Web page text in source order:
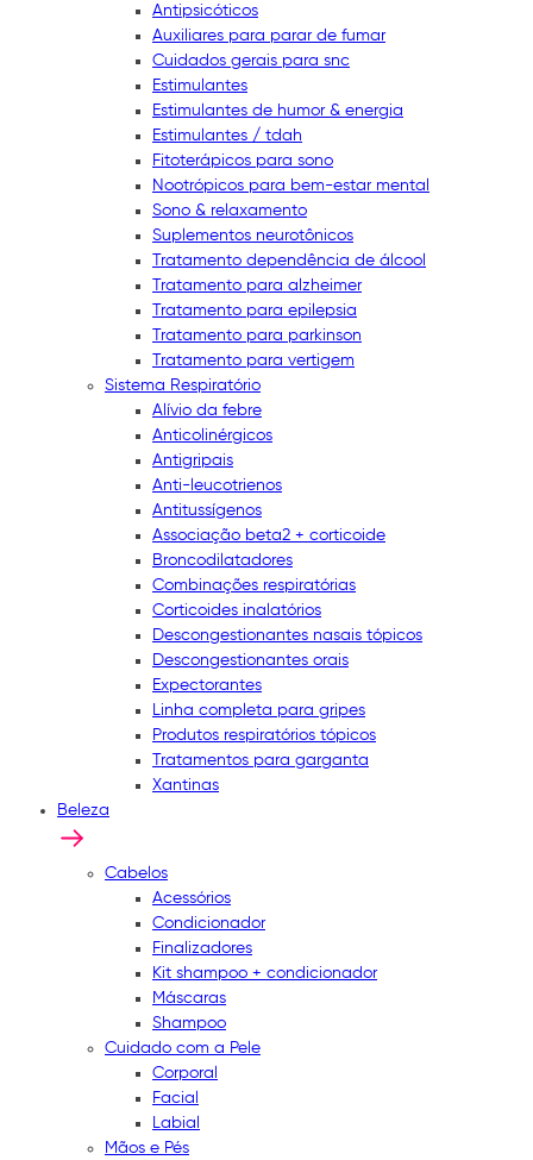
Antipsicóticos
Auxiliares para parar de fumar
Cuidados gerais para snc
Estimulantes
Estimulantes de humor & energia
Estimulantes / tdah
Fitoterápicos para sono
Nootrópicos para bem-estar mental
Sono & relaxamento
Suplementos neurotônicos
Tratamento dependência de álcool
Tratamento para alzheimer
Tratamento para epilepsia
Tratamento para parkinson
Tratamento para vertigem
Sistema Respiratório
Alívio da febre
Anticolinérgicos
Antigripais
Anti-leucotrienos
Antitussígenos
Associação beta2 + corticoide
Broncodilatadores
Combinações respiratórias
Corticoides inalatórios
Descongestionantes nasais tópicos
Descongestionantes orais
Expectorantes
Linha completa para gripes
Produtos respiratórios tópicos
Tratamentos para garganta
Xantinas
Beleza
Cabelos
Acessórios
Condicionador
Finalizadores
Kit shampoo + condicionador
Máscaras
Shampoo
Cuidado com a Pele
Corporal
Facial
Labial
Mãos e Pés